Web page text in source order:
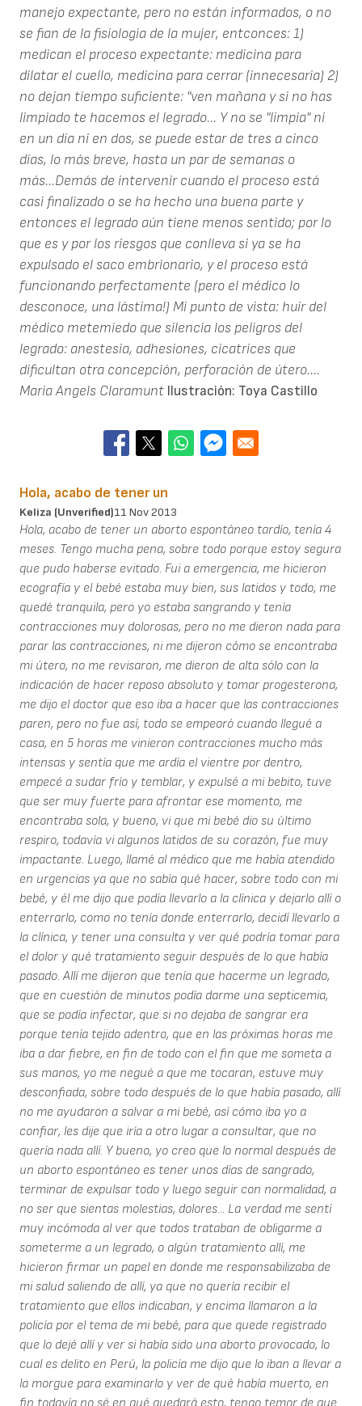
manejo expectante, pero no están informados, o no
se fian de la fisiologia de la mujer, entconces: 1)
medican el proceso expectante: medicina para
dilatar el cuello, medicina para cerrar (innecesaria) 2)
no dejan tiempo suficiente: "ven mañana y si no has
limpiado te hacemos el legrado... Y no se "limpia" ni
en un día ni en dos, se puede estar de tres a cinco
días, lo más breve, hasta un par de semanas o
más...Demás de intervenir cuando el proceso está
casi finalizado o se ha hecho una buena parte y
entonces el legrado aún tiene menos sentido; por lo
que es y por los riesgos que conlleva si ya se ha
expulsado el saco embrionario, y el proceso está
funcionando perfectamente (pero el médico lo
desconoce, una lástima!) Mi punto de vista: huir del
médico metemiedo que silencia los peligros del
legrado: anestesia, adhesiones, cicatrices que
dificultan otra concepción, perforación de útero....
Maria Angels Claramunt Ilustración: Toya Castillo
Hola, acabo de tener un
Keliza (unverified)11 Nov 2013
Hola, acabo de tener un aborto espontáneo tardío, tenía 4
meses. Tengo mucha pena, sobre todo porque estoy segura
que pudo haberse evitado. Fui a emergencia, me hicieron
ecografía y el bebé estaba muy bien, sus latidos y todo, me
quedé tranquila, pero yo estaba sangrando y tenía
contracciones muy dolorosas, pero no me dieron nada para
parar las contracciones, ni me dijeron cómo se encontraba
mi útero, no me revisaron, me dieron de alta sólo con la
indicación de hacer reposo absoluto y tomar progesterona,
me dijo el doctor que eso iba a hacer que las contracciones
paren, pero no fue así, todo se empeoró cuando llegué a
casa, en 5 horas me vinieron contracciones mucho más
intensas y sentía que me ardía el vientre por dentro,
empecé a sudar frío y temblar, y expulsé a mi bebito, tuve
que ser muy fuerte para afrontar ese momento, me
encontraba sola, y bueno, vi que mi bebé dio su último
respiro, todavía vi algunos latidos de su corazón, fue muy
impactante. Luego, llamé al médico que me había atendido
en urgencias ya que no sabía qué hacer, sobre todo con mi
bebé, y él me dijo que podía llevarlo a la clínica y dejarlo allí o
enterrarlo, como no tenía donde enterrarlo, decidí llevarlo a
la clínica, y tener una consulta y ver qué podría tomar para
el dolor y qué tratamiento seguir después de lo que había
pasado. Allí me dijeron que tenía que hacerme un legrado,
que en cuestión de minutos podía darme una septicemia,
que se podía infectar, que si no dejaba de sangrar era
porque tenía tejido adentro, que en las próximas horas me
iba a dar fiebre, en fin de todo con el fin que me someta a
sus manos, yo me negué a que me tocaran, estuve muy
desconfiada, sobre todo después de lo que había pasado, allí
no me ayudaron a salvar a mi bebé, así cómo iba yo a
confiar, les dije que iría a otro lugar a consultar, que no
quería nada allí. Y bueno, yo creo que lo normal después de
un aborto espontáneo es tener unos días de sangrado,
terminar de expulsar todo y luego seguir con normalidad, a
no ser que sientas molestias, dolores... La verdad me sentí
muy incómoda al ver que todos trataban de obligarme a
someterme a un legrado, o algún tratamiento allí, me
hicieron firmar un papel en donde me responsabilizaba de
mi salud saliendo de allí, ya que no quería recibir el
tratamiento que ellos indicaban, y encima llamaron a la
policía por el tema de mi bebé, para que quede registrado
que lo dejé allí y ver si había sido una aborto provocado, lo
cual es delito en Perú, la policía me dijo que lo iban a llevar a
la morgue para examinarlo y ver de qué había muerto, en
fin todavía no sé en qué quedará esto, tengo temor de que